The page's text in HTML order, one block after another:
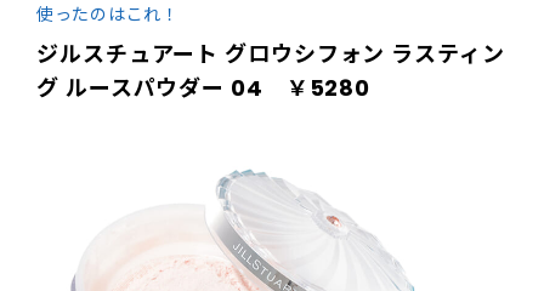
使ったのはこれ！
ジルスチュアート グロウシフォン ラスティン
グ ルースパウダー 04 ￥5280